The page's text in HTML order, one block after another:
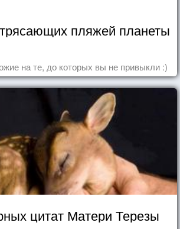
пляжей планеты
на те, до которых вы не привыкли :)
цитат Матери Терезы